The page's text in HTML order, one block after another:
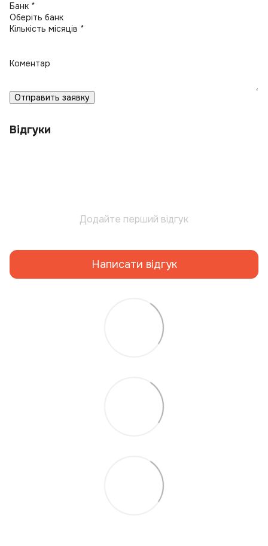
Банк *
Кількість місяців *
Коментар
Отправить заявку
Відгуки
Додайте перший відгук
Написати відгук